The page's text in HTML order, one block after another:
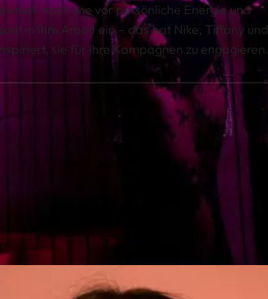
nach wie vor persönliche Energie und
in ihre Arbeit ein – das hat Nike, Tiffany und
sie für ihre Kampagnen zu engagieren.